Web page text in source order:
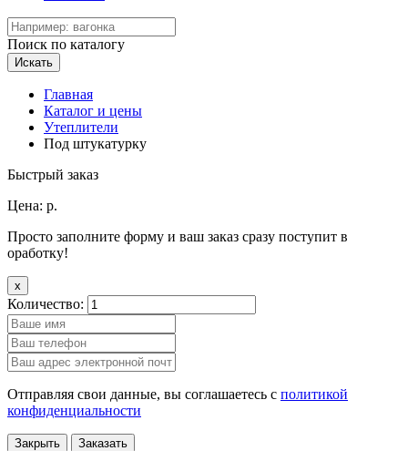
Поиск по каталогу
Искать
Главная
Каталог и цены
Утеплители
Под штукатурку
Быстрый заказ
Цена: р.
Просто заполните форму и ваш заказ сразу поступит в
оработку!
x
Количество:
Отправляя свои данные, вы соглашаетесь с политикой
конфиденциальности
Закрыть Заказать